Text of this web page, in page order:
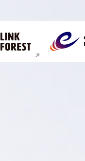
新規ウィンドウで開く